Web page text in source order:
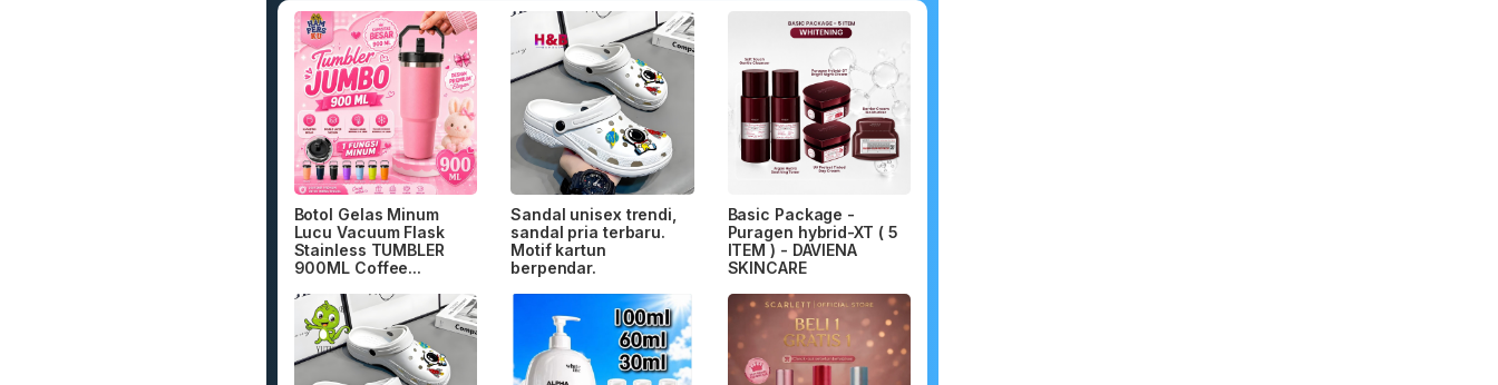
Botol Gelas Minum
Lucu Vacuum Flask
Stainless TUMBLER
900ML Coffee...
Sandal unisex trendi,
sandal pria terbaru.
Motif kartun
berpendar.
Basic Package -
Puragen hybrid-XT ( 5
ITEM ) - DAVIENA
SKINCARE